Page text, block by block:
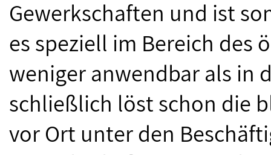
Gewerkschaften und ist
es speziell im Bereich des
weniger anwendbar als in
schließlich löst schon die
vor Ort unter den